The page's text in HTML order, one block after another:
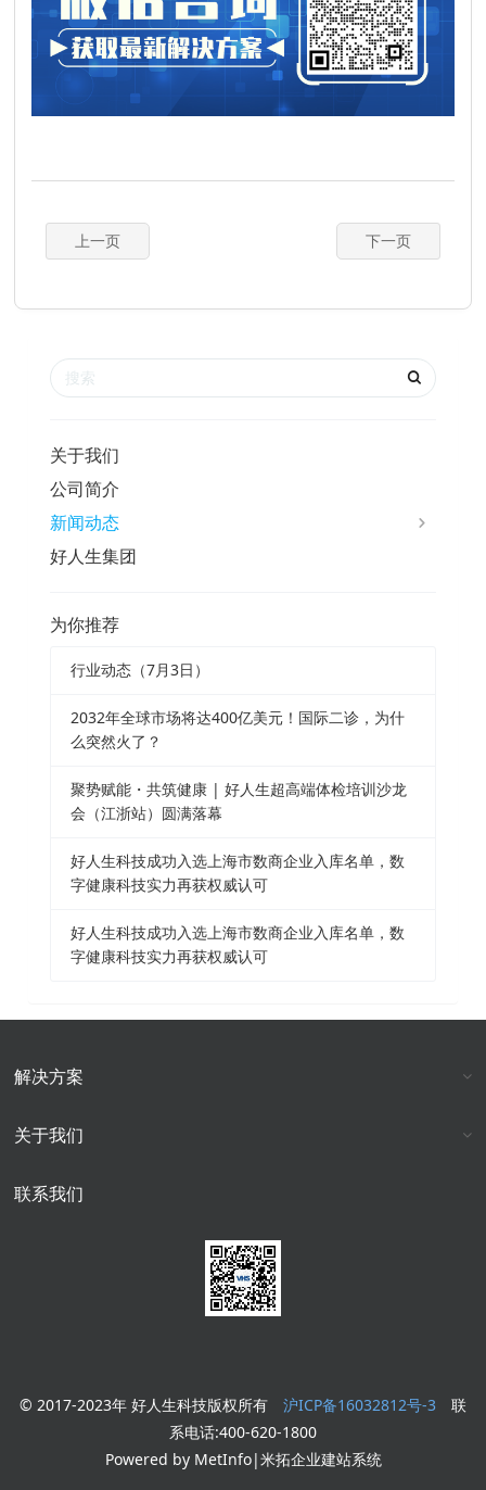
上一页 下一页
关于我们
公司简介
新闻动态
好人生集团
为你推荐
行业动态（7月3日）
2032年全球市场将达400亿美元！国际二诊，为什
么突然火了？
聚势赋能・共筑健康 | 好人生超高端体检培训沙龙
会（江浙站）圆满落幕
好人生科技成功入选上海市数商企业入库名单，数
字健康科技实力再获权威认可
好人生科技成功入选上海市数商企业入库名单，数
字健康科技实力再获权威认可
解决方案
关于我们
联系我们
© 2017-2023年 好人生科技版权所有 沪ICP备16032812号-3 联
系电话:400-620-1800
Powered by MetInfo|米拓企业建站系统